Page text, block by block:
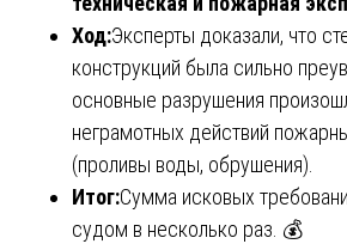
Ход:Эксперты доказали, что
конструкций была сильно
основные разрушения
неграмотных действий
(проливы воды, обрушения).
Итог:Сумма исковых
судом в несколько раз. 💰